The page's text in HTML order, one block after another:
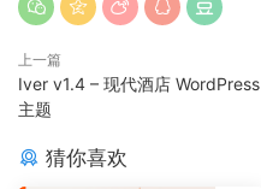
上一篇
Iver v1.4 – 现代酒店 WordPress
主题
猜你喜欢